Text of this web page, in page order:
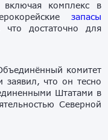
включая комплекс в
запасы
что достаточно для
комитет
что он тесно
Штатами в
Северной